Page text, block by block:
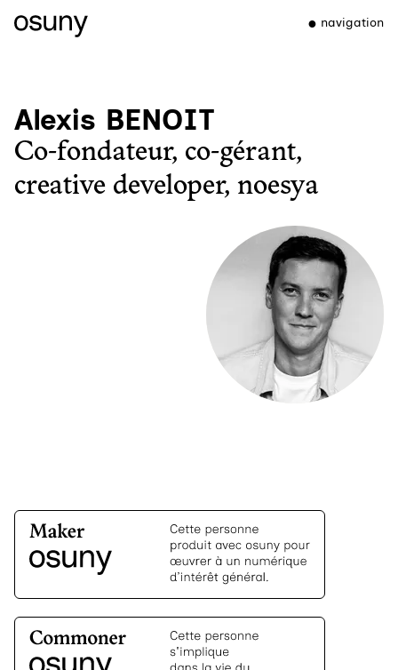
navigation
Alexis BENOIT
Co-fondateur, co-gérant,
creative developer, noesya